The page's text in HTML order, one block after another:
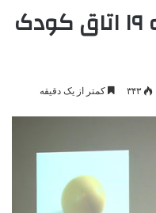
مرحله‌ی دوم / جلسه ۱۹ اتاق کودک
۳۴۳ کمتر از یک دقیقه